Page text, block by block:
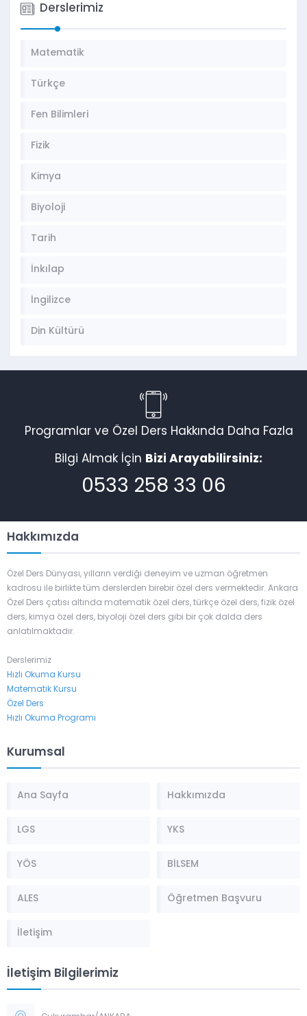
Derslerimiz
Matematik
Türkçe
Fen Bilimleri
Fizik
Kimya
Biyoloji
Tarih
İnkılap
İngilizce
Din Kültürü
Programlar ve Özel Ders Hakkında Daha Fazla
Bilgi Almak İçin Bizi Arayabilirsiniz:
0533 258 33 06
Hakkımızda
Özel Ders Dünyası, yılların verdiği deneyim ve uzman öğretmen
kadrosu ile birlikte tüm derslerden birebir özel ders vermektedir. Ankara
Özel Ders çatısı altında matematik özel ders, türkçe özel ders, fizik özel
ders, kimya özel ders, biyoloji özel ders gibi bir çok dalda ders
anlatılmaktadır.
Derslerimiz
Hızlı Okuma Kursu
Matematik Kursu
Özel Ders
Hızlı Okuma Programı
Kurumsal
Ana Sayfa Hakkımızda
LGS YKS
YÖS BİLSEM
ALES Öğretmen Başvuru
İletişim
İletişim Bilgilerimiz